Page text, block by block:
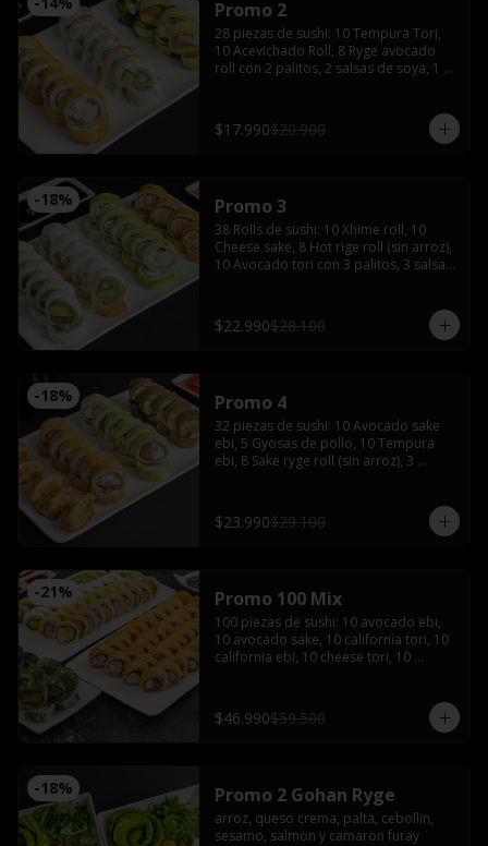
Promo 2
28 piezas de sushi: 10 Tempura Tori,
10 Acevichado Roll, 8 Ryge avocado
roll con 2 palitos, 2 salsas de soya, 1
$17.990$20.900
-18% Promo 3
38 Rolls de sushi: 10 Xhime roll, 10
Cheese sake, 8 Hot rige roll (sin arroz),
10 Avocado tori con 3 palitos, 3 salsas
$22.990$28.100
-18% Promo 4
32 piezas de sushi: 10 Avocado sake
ebi, 5 Gyosas de pollo, 10 Tempura
ebi, 8 Sake ryge roll (sin arroz), 3
1.5 Litros
$23.990$29.100
-21% Promo 100 Mix
100 piezas de sushi: 10 avocado ebi,
10 avocado sake, 10 california tori, 10
california ebi, 10 cheese tori, 10
palitos, 6 salsas de soya, 4 salsas
teriyaki,2 wasabi y 2 jengibres
$46.990$59.500
-18% Promo 2 Gohan Ryge
arroz, queso crema, palta, cebollin,
sesamo, salmon y camaron furay